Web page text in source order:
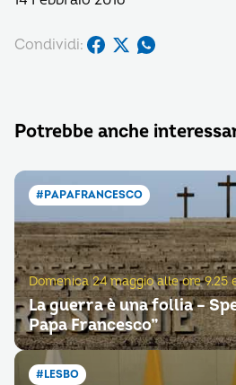
Condividi:
Potrebbe anche
#PAPAFRANCESCO
Domenica 24 maggio alle ore 9.25
La guerra è una follia –
Papa Francesco”
#LESBO